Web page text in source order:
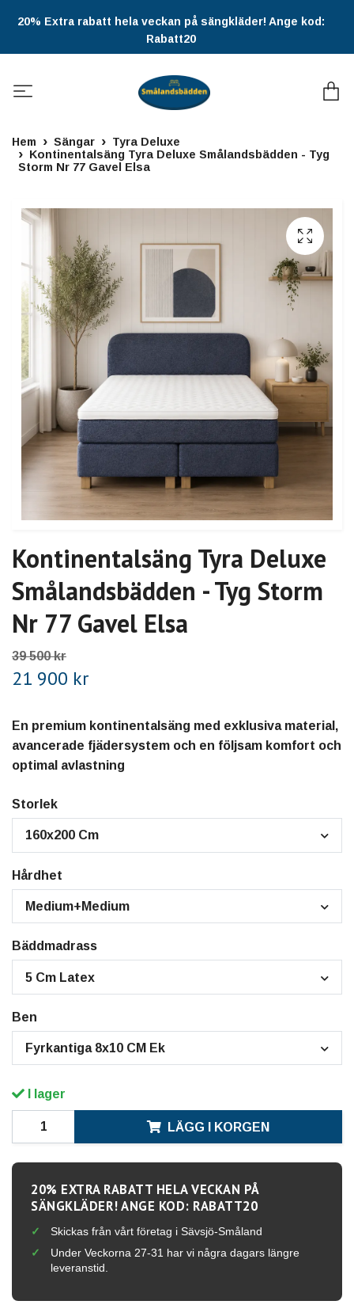
20% Extra rabatt hela veckan på sängkläder! Ange kod:
Rabatt20
Hem Sängar
Tyra Deluxe
Kontinentalsäng Tyra Deluxe Smålandsbädden - Tyg
Storm Nr 77 Gavel Elsa
Kontinentalsäng Tyra Deluxe
Smålandsbädden - Tyg Storm
Nr 77 Gavel Elsa
39 500 kr
21 900 kr
En premium kontinentalsäng med exklusiva material,
avancerade fjädersystem och en följsam komfort och
optimal avlastning
Storlek
160x200 Cm
Hårdhet
Medium+Medium
Bäddmadrass
5 Cm Latex
Ben
Fyrkantiga 8x10 CM Ek
I lager
LÄGG I KORGEN
20% EXTRA RABATT HELA VECKAN PÅ
SÄNGKLÄDER! ANGE KOD: RABATT20
Skickas från vårt företag i Sävsjö-Småland
Under Veckorna 27-31 har vi några dagars längre
leveranstid.